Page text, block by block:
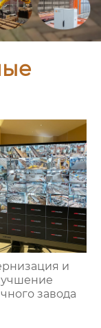
и
завода